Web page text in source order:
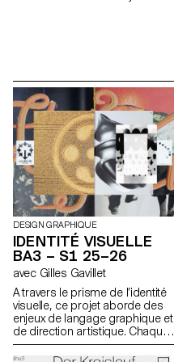
DESIGN GRAPHIQUE
IDENTITÉ VISUELLE
BA3 – S1 25–26
avec Gilles Gavillet
A travers le prisme de l’identité
visuelle, ce projet aborde des
enjeux de langage graphique et
de direction artistique. Chaque
étape du projet examine un
aspect du développement